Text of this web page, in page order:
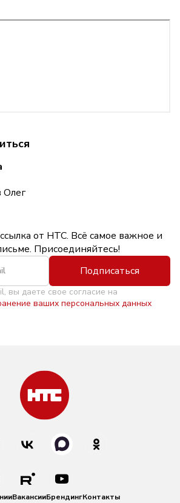
от НТС. Всё самое важное и
Присоединяйтесь!
Подписаться
вы даете свое согласие на
ваших персональных данных
ВакансииБрендингКонтакты